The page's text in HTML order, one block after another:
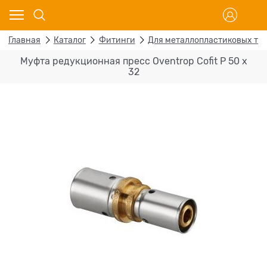
Главная Каталог Фитинги Для металлопластиковых
Муфта редукционная пресс Oventrop Cofit P 50 х
32